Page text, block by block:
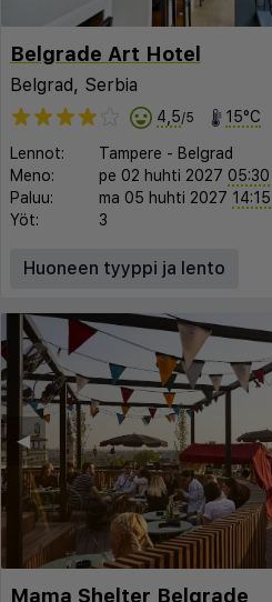
Belgrade Art Hotel
Belgrad, Serbia
4,5/5 15°C
Lennot: Tampere - Belgrad
Meno:
pe 02 huhti 2027 05:30
Paluu:
ma 05 huhti 2027 14:15
Yöt:
3
Huoneen tyyppi ja lento
◀︎
Mama Shelter Belgrade